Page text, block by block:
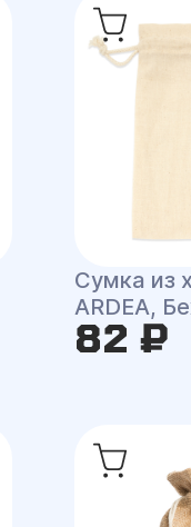
Сумка из
ARDEA,
82 ₽